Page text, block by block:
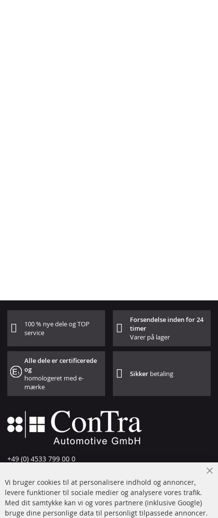
100 % nye dele og TOP
service
Forsendelse inden for 24
timer
Varer på lager
Alle dele er certificerede
og
homologeret med e-
mærke
Sikker betaling
+49 (0) 4533 799 00 0
info@contra-automotive.de
www.contra-automotive.de
Facebook
Instagram
Vi bruger cookies til at personalisere indhold og annoncer,
levere funktioner til sociale medier og analysere vores trafik.
Med dit samtykke kan vi og vores partnere (inklusive Google)
bruge dine personlige data til personligt tilpassede annoncer.